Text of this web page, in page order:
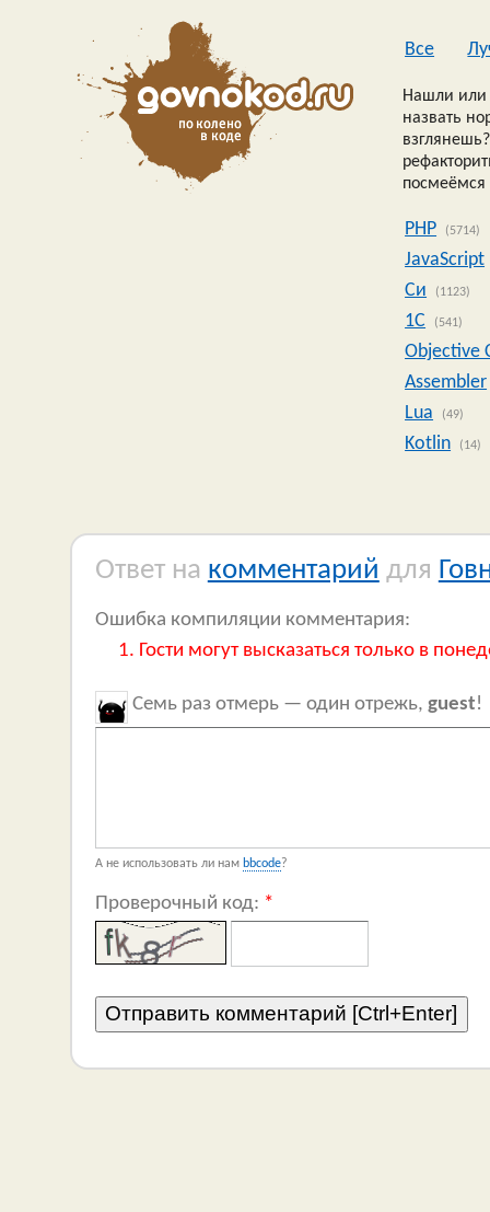
Все
Нашли или
назвать
посмеёмся
PHP (5714)
JavaScript
Си
(1123)
1C (541)
Objective
Assembler
Lua
(49)
Kotlin (14)
Ответ на комментарий для
Ошибка компиляции комментария:
Гости могут высказаться только в
Семь раз отмерь — один отрежь, guest!
А не использовать ли нам bbcode?
Проверочный код: *